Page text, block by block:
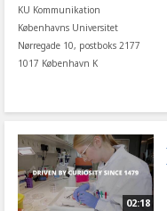
KU Kommunikation
Københavns Universitet
Nørregade 10, postboks 2177
1017 København K
02:18